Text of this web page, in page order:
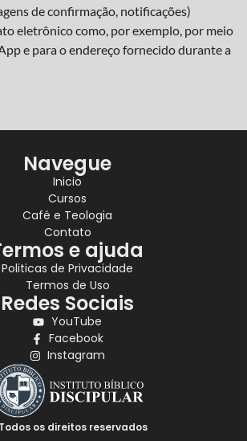
de confirmação, notificações)
eletrônico como, por exemplo, por meio
e para o endereço fornecido durante a
os direitos reservados
Navegue
Inicio
Cursos
Café e Teologia
Contato
e ajuda
Politicas de Privacidade
Termos de Uso
Redes Sociais
YouTube
Facebook
Instagram